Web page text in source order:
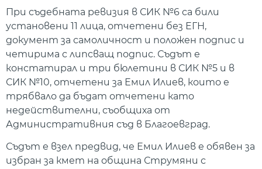
При съдебната ревизия в СИК №6 са били
установени 11 лица, отчетени без ЕГН,
документ за самоличност и положен подпис и
четирима с липсващ подпис. Съдът е
констатирал и три бюлетини в СИК №5 и в
СИК №10, отчетени за Емил Илиев, които е
трябвало да бъдат отчетени като
недействителни, съобщиха от
Административния съд в Благоевград.
Съдът е взел предвид, че Емил Илиев е обявен за
избран за кмет на община Струмяни с